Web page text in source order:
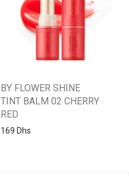
BY FLOWER SHINE
TINT BALM 02 CHERRY
RED
169 Dhs